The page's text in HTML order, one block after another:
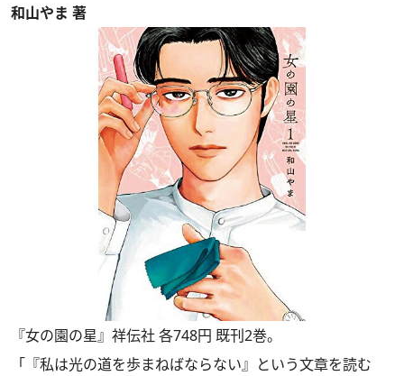
和山やま 著
『女の園の星』祥伝社 各748円 既刊2巻。
「『私は光の道を歩まねばならない』という文章を読む